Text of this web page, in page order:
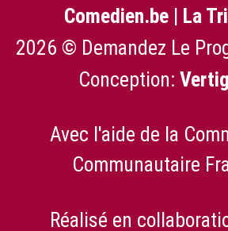
Comedien.be | La
2026 © Demandez Le
Conception:
Avec l'aide de la
Communautaire
Réalisé en